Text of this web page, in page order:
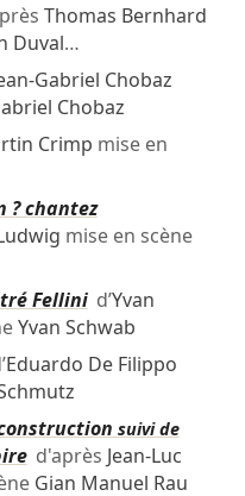
Thomas Bernhard
Duval…
Gabriel Chobaz
Chobaz
Crimp mise en
? chantez
mise en scène
Fellinid’Yvan
Yvan Schwab
Eduardo De Filippo
suivi de
d'après Jean-Luc
Gian Manuel Rau